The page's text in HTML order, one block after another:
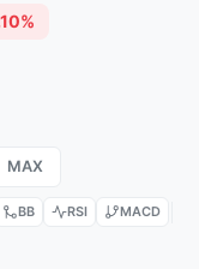
MAX
BB RSI
MACD